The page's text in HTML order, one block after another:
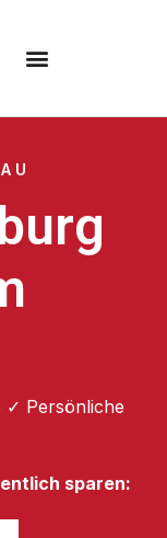
✓ Persönliche
sparen: